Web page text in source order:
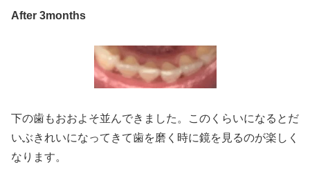
After 3months
下の歯もおおよそ並んできました。このくらいになるとだ
いぶきれいになってきて歯を磨く時に鏡を見るのが楽しく
なります。